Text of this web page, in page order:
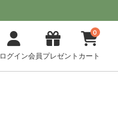
ログイン会員プレゼント
0
カート